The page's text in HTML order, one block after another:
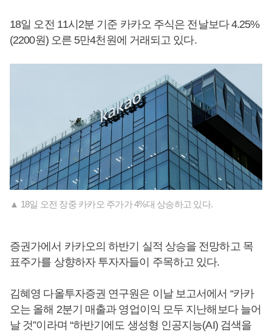
18일 오전 11시2분 기준 카카오 주식은 전날보다 4.25%
(2200원) 오른 5만4천원에 거래되고 있다.
▲ 18일 오전 장중 카카오 주가가 4%대 상승하고 있다.
증권가에서 카카오의 하반기 실적 상승을 전망하고 목
표주가를 상향하자 투자자들이 주목하고 있다.
김혜영 다올투자증권 연구원은 이날 보고서에서 “카카
오는 올해 2분기 매출과 영업이익 모두 지난해보다 늘어
날 것”이라며 “하반기에도 생성형 인공지능(AI) 검색을